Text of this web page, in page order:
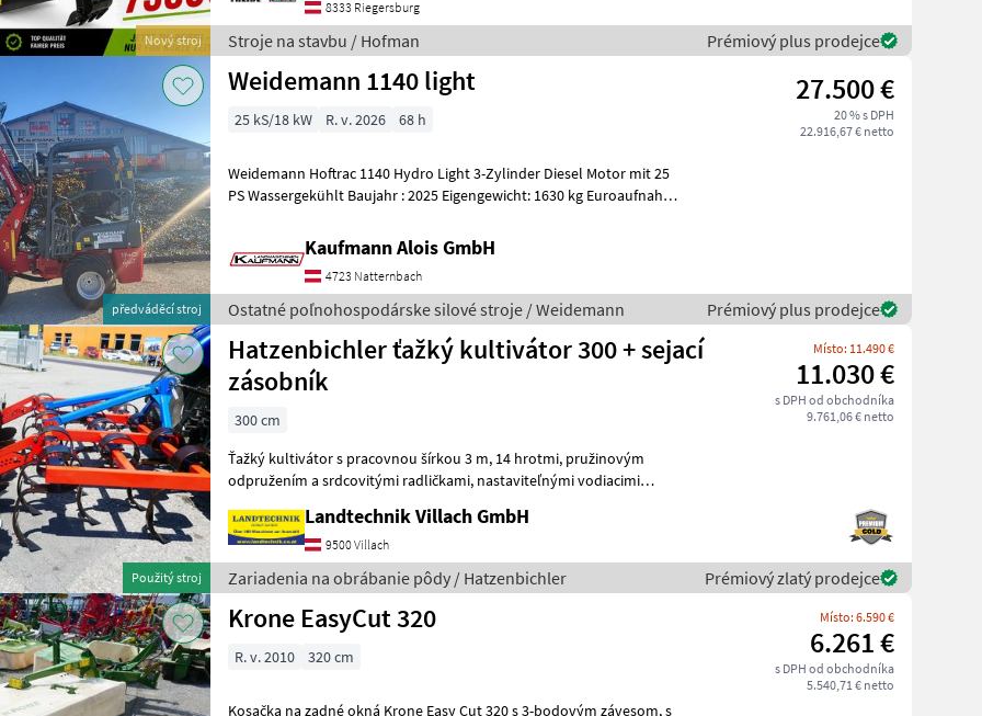
Nový stroj
8333 Riegersburg
Stroje na stavbu / Hofman Prémiový plus prodejce
předváděcí stroj
Weidemann 1140 light 27.500 €
20 % s DPH
22.916,67 € netto
25 kS/18 kW R. v. 2026 68 h
Weidemann Hoftrac 1140 Hydro Light 3-Zylinder Diesel Motor mit 25
PS Wassergekühlt Baujahr : 2025 Eigengewicht: 1630 kg Euroaufnahme
Kaufmann Alois GmbH
4723 Natternbach
Ostatné poľnohospodárske silové stroje / Weidemann Prémiový plus prodejce
Použitý stroj
Hatzenbichler ťažký kultivátor 300 + sejací
zásobník
Místo: 11.490 €
11.030 €
s DPH od obchodníka
9.761,06 € netto
300 cm
Ťažký kultivátor s pracovnou šírkou 3 m, 14 hrotmi, pružinovým
odpružením a srdcovitými radličkami, nastaviteľnými vodiacimi
Landtechnik Villach GmbH
9500 Villach
Zariadenia na obrábanie pôdy / Hatzenbichler Prémiový zlatý prodejce
Krone EasyCut 320 Místo: 6.590 €
6.261 €
s DPH od obchodníka
5.540,71 € netto
R. v. 2010 320 cm
Kosačka na zadné okná Krone Easy Cut 320 s 3-bodovým závesom, s